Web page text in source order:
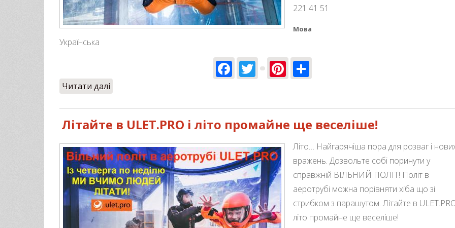
221 41 51
Мова
Українська
Facebook
TwitterPinterest
Читати далі
Літайте в ULET.PRO і літо промайне ще веселіше!
Літо… Найгарячіша пора для розваг і
вражень. Дозвольте собі поринути у
справжній ВІЛЬНИЙ ПОЛІТ! Політ в
аеротрубі можна порівняти хіба що зі
стрибком з парашутом. Літайте в
літо промайне ще веселіше!